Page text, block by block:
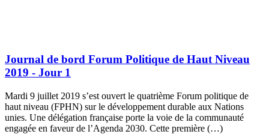
Journal de bord Forum Politique de Haut Niveau
2019 - Jour 1
Mardi 9 juillet 2019 s’est ouvert le quatrième Forum politique de
haut niveau (FPHN) sur le développement durable aux Nations
unies. Une délégation française porte la voie de la communauté
engagée en faveur de l’Agenda 2030. Cette première (…)